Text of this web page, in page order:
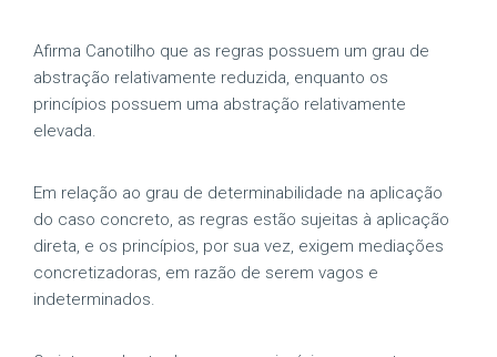
Afirma Canotilho que as regras possuem um grau de
abstração relativamente reduzida, enquanto os
princípios possuem uma abstração relativamente
elevada.
Em relação ao grau de determinabilidade na aplicação
do caso concreto, as regras estão sujeitas à aplicação
direta, e os princípios, por sua vez, exigem mediações
concretizadoras, em razão de serem vagos e
indeterminados.